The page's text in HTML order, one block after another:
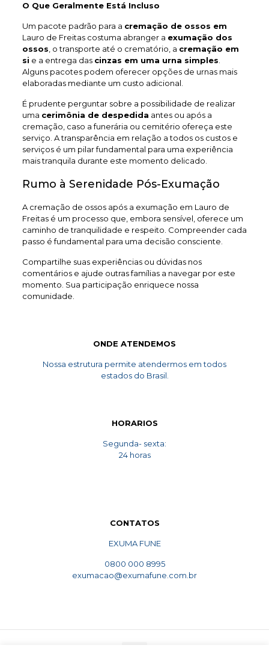
O Que Geralmente Está Incluso
Um pacote padrão para a cremação de ossos em
Lauro de Freitas costuma abranger a exumação dos
ossos , o transporte até o crematório, a cremação em
si e a entrega das cinzas em uma urna simples
Alguns pacotes podem oferecer opções de urnas mais
elaboradas mediante um custo adicional.
É prudente perguntar sobre a possibilidade de realizar
uma cerimônia de despedida antes ou após a
cremação, caso a funerária ou cemitério ofereça este
serviço. A transparência em relação a todos os custos e
serviços é um pilar fundamental para uma experiência
mais tranquila durante este momento delicado.
Rumo à Serenidade Pós-Exumação
A cremação de ossos após a exumação em Lauro de
Freitas é um processo que, embora sensível, oferece um
caminho de tranquilidade e respeito. Compreender cada
passo é fundamental para uma decisão consciente.
Compartilhe suas experiências ou dúvidas nos
comentários e ajude outras famílias a navegar por este
momento. Sua participação enriquece nossa
comunidade.
ONDE ATENDEMOS
Nossa estrutura permite atendermos em todos
estados do Brasil.
HORARIOS
Segunda- sexta:
24 horas
CONTATOS
EXUMA FUNE
0800 000 8995
exumacao@exumafune.com.br